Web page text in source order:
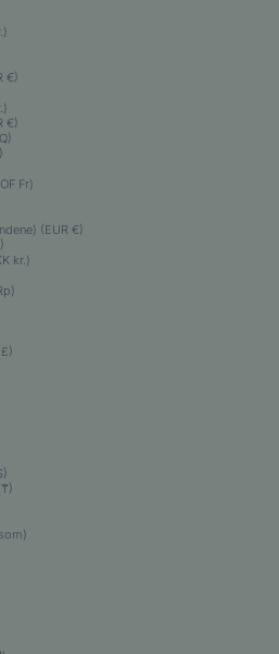
€)
€)
Fr)
(EUR €)
kr.)